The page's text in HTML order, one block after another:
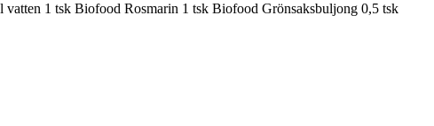
1 tsk Biofood Rosmarin 1 tsk Biofood Grönsaksbuljong 0,5 tsk